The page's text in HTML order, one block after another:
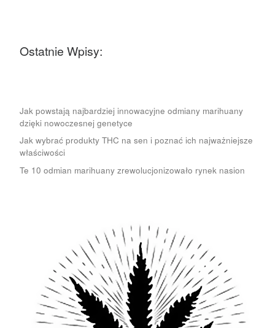
Ostatnie Wpisy:
Jak powstają najbardziej innowacyjne odmiany marihuany
dzięki nowoczesnej genetyce
Jak wybrać produkty THC na sen i poznać ich najważniejsze
właściwości
Te 10 odmian marihuany zrewolucjonizowało rynek nasion